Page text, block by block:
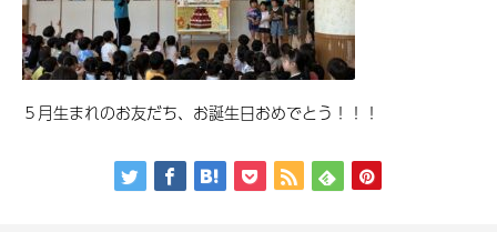
５月生まれのお友だち、お誕生日おめでとう！！！